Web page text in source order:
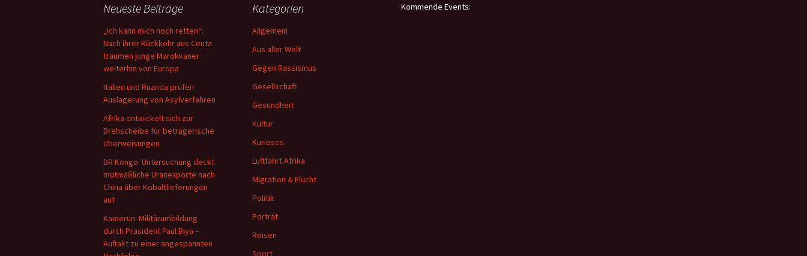
Neueste Beiträge
„Ich kann mich noch retten“:
Nach ihrer Rückkehr aus Ceuta
träumen junge Marokkaner
weiterhin von Europa
Italien und Ruanda prüfen
Auslagerung von Asylverfahren
Afrika entwickelt sich zur
Drehscheibe für betrügerische
Überweisungen
DR Kongo: Untersuchung deckt
mutmaßliche Uranexporte nach
China über Kobaltlieferungen
auf
Kamerun: Militärumbildung
durch Präsident Paul Biya –
Auftakt zu einer angespannten
Kategorien
Allgemein
Aus aller Welt
Gegen Rassismus
Gesellschaft
Gesundheit
Kultur
Kurioses
Luftfahrt Afrika
Migration & Flucht
Politik
Porträt
Reisen
Sport
Kommende Events: